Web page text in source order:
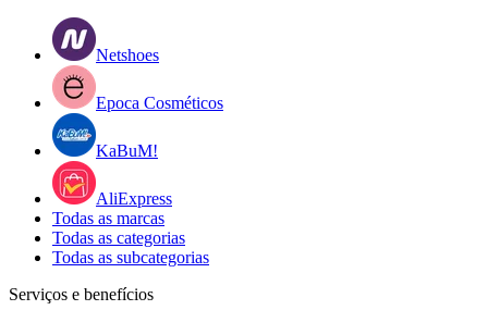
Netshoes
Epoca Cosméticos
KaBuM!
AliExpress
Todas as marcas
Todas as categorias
Todas as subcategorias
Serviços e benefícios